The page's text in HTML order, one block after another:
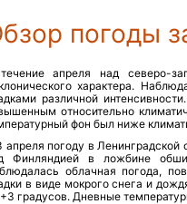
погоды
апреля над северо-
характера.
различной
относительно
фон был ниже
апреля погоду в Ленинградской
Финляндией в ложбине
облачная погода,
в виде мокрого снега и
градусов. Дневные